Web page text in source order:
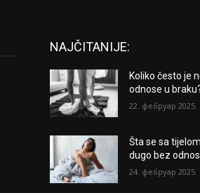
NAJČITANIJE:
Koliko često je
odnose u
22. фебруар 2025.
Šta se sa
dugo bez
24. фебруар 2025.